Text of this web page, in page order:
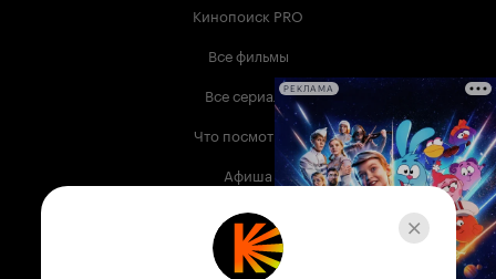
Кинопоиск PRO
Все фильмы
Все сериалы
Что посмотреть
Афиша
Музыка
Телепрограмма
РЕКЛАМА